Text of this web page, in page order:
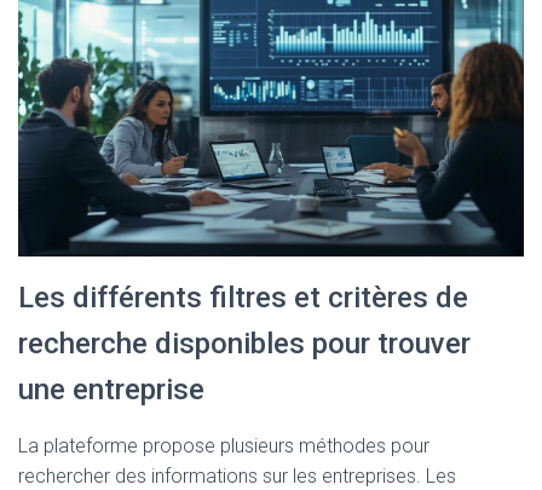
Les différents filtres et critères de
recherche disponibles pour trouver
une entreprise
La plateforme propose plusieurs méthodes pour
rechercher des informations sur les entreprises. Les